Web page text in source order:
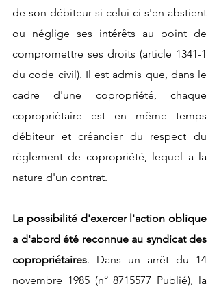
de son débiteur si celui-ci s'en abstient
ou néglige ses intérêts au point de
compromettre ses droits (article 1341-1
du code civil). Il est admis que, dans le
cadre d'une copropriété, chaque
copropriétaire est en même temps
débiteur et créancier du respect du
règlement de copropriété, lequel a la
nature d'un contrat.
La possibilité d'exercer l'action oblique
a d'abord été reconnue au syndicat des
copropriétaires. Dans un arrêt du 14
novembre 1985 (n° 8715577 Publié), la